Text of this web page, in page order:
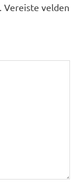
Vereiste velden